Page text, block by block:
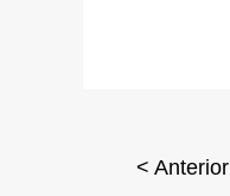
< Anterior